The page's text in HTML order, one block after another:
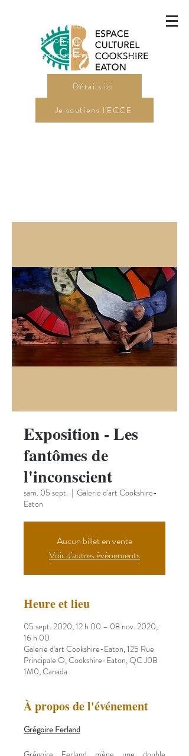
Je soutiens l'ECCE
L'Espace culturel Cookshire-Eaton
a lancé son appel de dossiers pour sa
programmation en arts visuels 2027.
Détails ici
Exposition - Les
fantômes de
l'inconscient
sam. 05 sept.
  |
Galerie d'art Cookshire-
Eaton
Aucun billet en vente
Voir d'autres événements
Heure et lieu
05 sept. 2020, 12 h 00 – 08 nov. 2020,
16 h 00
Galerie d'art Cookshire-Eaton, 125 Rue
Principale O, Cookshire-Eaton, QC J0B
1M0, Canada
À propos de l'événement
Grégoire Ferland